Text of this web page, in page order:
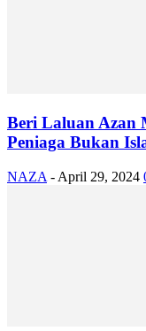
Beri Laluan Azan
Peniaga Bukan
NAZA - April 29, 2024